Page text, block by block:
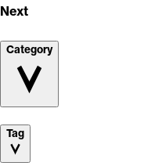
Next
Category
Tag